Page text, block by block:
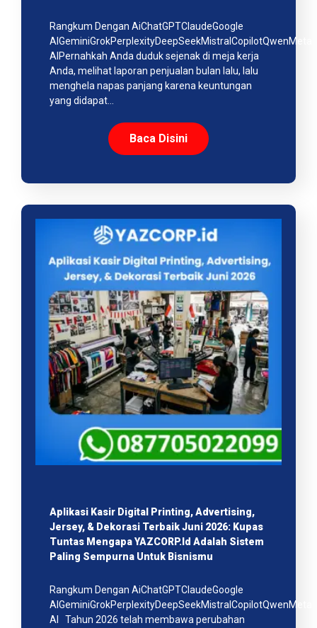
Rangkum Dengan AiChatGPTClaudeGoogle
AIGeminiGrokPerplexityDeepSeekMistralCopilotQwenMeta
AIPernahkah Anda duduk sejenak di meja kerja
Anda, melihat laporan penjualan bulan lalu, lalu
menghela napas panjang karena keuntungan
yang didapat…
Baca Disini
Aplikasi Kasir Digital Printing, Advertising,
Jersey, & Dekorasi Terbaik Juni 2026: Kupas
Tuntas Mengapa YAZCORP.id Adalah Sistem
Paling Sempurna Untuk Bisnismu
Rangkum Dengan AiChatGPTClaudeGoogle
AIGeminiGrokPerplexityDeepSeekMistralCopilotQwenMeta
AI Tahun 2026 telah membawa perubahan